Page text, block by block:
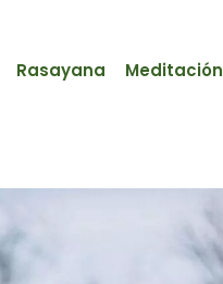
Rasayana Meditación